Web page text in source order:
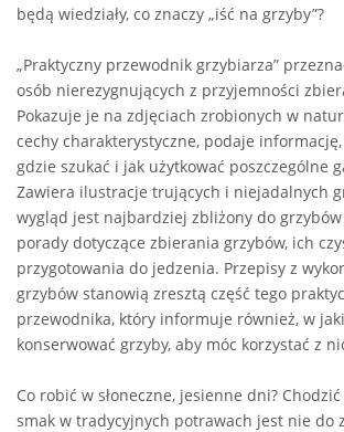
będą wiedziały, co znaczy „iść na grzyby”?
„Praktyczny przewodnik grzybiarza”
osób nierezygnujących z przyjemności
Pokazuje je na zdjęciach zrobionych w
cechy charakterystyczne, podaje
gdzie szukać i jak użytkować poszczególne
Zawiera ilustracje trujących i niejadalnych
wygląd jest najbardziej zbliżony do
porady dotyczące zbierania grzybów, ich
przygotowania do jedzenia. Przepisy z
grzybów stanowią zresztą część tego
przewodnika, który informuje również, w
konserwować grzyby, aby móc korzystać z
Co robić w słoneczne, jesienne dni?
smak w tradycyjnych potrawach jest nie do